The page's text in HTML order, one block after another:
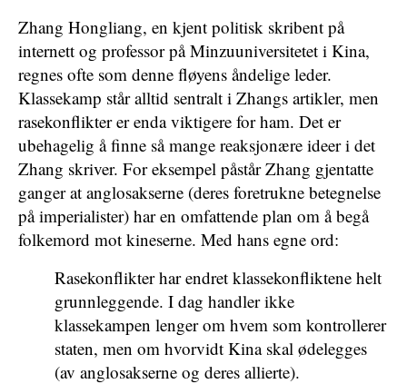
Zhang Hongliang, en kjent politisk skribent på
internett og professor på Minzuuniversitetet i Kina,
regnes ofte som denne fløyens åndelige leder.
Klassekamp står alltid sentralt i Zhangs artikler, men
rasekonflikter er enda viktigere for ham. Det er
ubehagelig å finne så mange reaksjonære ideer i det
Zhang skriver. For eksempel påstår Zhang gjentatte
ganger at anglosakserne (deres foretrukne betegnelse
på imperialister) har en omfattende plan om å begå
folkemord mot kineserne. Med hans egne ord:
Rasekonflikter har endret klassekonfliktene helt
grunnleggende. I dag handler ikke
klassekampen lenger om hvem som kontrollerer
staten, men om hvorvidt Kina skal ødelegges
(av anglosakserne og deres allierte).